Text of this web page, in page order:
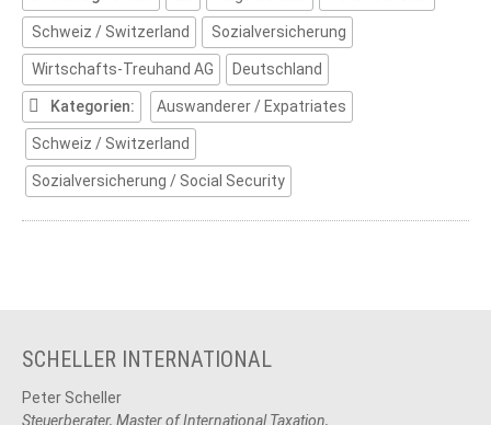
in
der
Schweiz
(2)
Schweiz / Switzerland Sozialversicherung
Wirtschafts-Treuhand AG Deutschland
Kategorien: Auswanderer / Expatriates
Schweiz / Switzerland
Sozialversicherung / Social Security
SCHELLER INTERNATIONAL
Peter Scheller
Steuerberater, Master of International Taxation,